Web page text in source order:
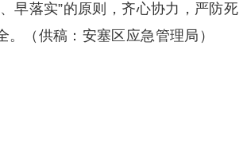
早落实”的原则，齐心协力，严防死
（供稿：安塞区应急管理局）